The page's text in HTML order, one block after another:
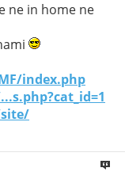
ne in home ne
index.php